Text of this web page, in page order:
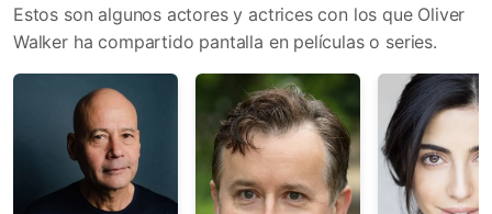
Estos son algunos actores y actrices con los que Oliver
Walker ha compartido pantalla en películas o series.